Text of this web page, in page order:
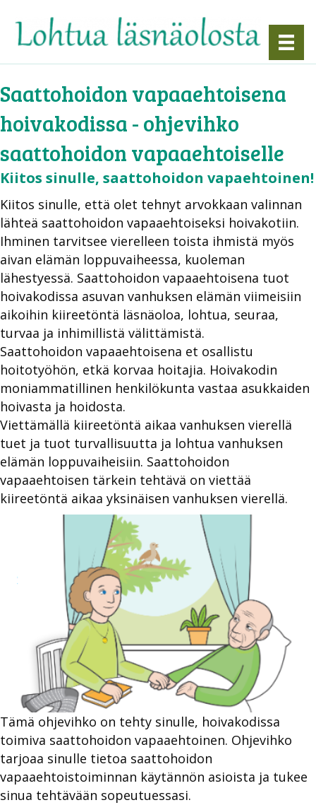
Saattohoidon vapaaehtoisena
hoivakodissa - ohjevihko
saattohoidon vapaaehtoiselle
Kiitos sinulle, saattohoidon vapaehtoinen!
Kiitos sinulle, että olet tehnyt arvokkaan valinnan
lähteä saattohoidon vapaaehtoiseksi hoivakotiin.
Ihminen tarvitsee vierelleen toista ihmistä myös
aivan elämän loppuvaiheessa, kuoleman
lähestyessä. Saattohoidon vapaaehtoisena tuot
hoivakodissa asuvan vanhuksen elämän viimeisiin
aikoihin kiireetöntä läsnäoloa, lohtua, seuraa,
turvaa ja inhimillistä välittämistä.
Saattohoidon vapaaehtoisena et osallistu
hoitotyöhön, etkä korvaa hoitajia. Hoivakodin
moniammatillinen henkilökunta vastaa asukkaiden
hoivasta ja hoidosta.
Viettämällä kiireetöntä aikaa vanhuksen vierellä
tuet ja tuot turvallisuutta ja lohtua vanhuksen
elämän loppuvaiheisiin. Saattohoidon
vapaaehtoisen tärkein tehtävä on viettää
kiireetöntä aikaa yksinäisen vanhuksen vierellä.
Tämä ohjevihko on tehty sinulle, hoivakodissa
toimiva saattohoidon vapaaehtoinen. Ohjevihko
tarjoaa sinulle tietoa saattohoidon
vapaaehtoistoiminnan käytännön asioista ja tukee
sinua tehtävään sopeutuessasi.